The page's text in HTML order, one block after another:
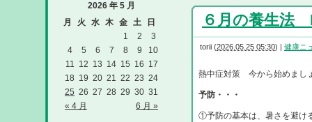
６月の養生法
torii (2026.05.25 05:30) | 健康ニ
熱中症対策 今から始めまし
予防・・・
①予防の基本は、暑さを避け
2026 年 5 月
月
火 水 木 金 土 日
« 4 月 6 月 »
1 2
3
4
5 6 7 8 9
10
11 12 13 14 15 16 17
18 19 20 21 22 23 24
25 26 27 28 29 30 31